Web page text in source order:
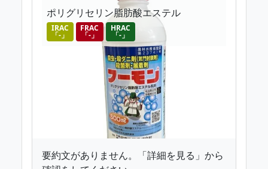
ポリグリセリン脂肪酸エステル
IRAC
「-」
FRAC
「-」
HRAC
「-」
要約文がありません。「詳細を見る」から